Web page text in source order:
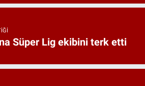
Süper Lig ekibini terk etti